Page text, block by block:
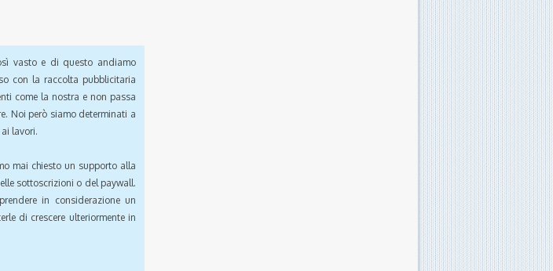
vasto e di questo andiamo
con la raccolta pubblicitaria
come la nostra e non passa
Noi però siamo determinati a
lavori.
mai chiesto un supporto alla
sottoscrizioni o del paywall.
in considerazione un
di crescere ulteriormente in